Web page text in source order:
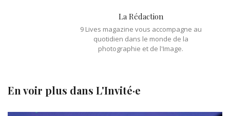
La Rédaction
9 Lives magazine vous accompagne au
quotidien dans le monde de la
photographie et de l'Image.
En voir plus dans L'Invité·e